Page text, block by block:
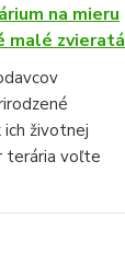
na mieru
malé zvieratá
životnej
terária voľte